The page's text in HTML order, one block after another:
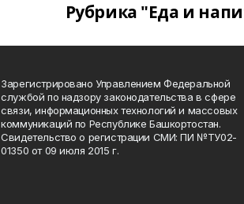
Рубрика "Еда и
Зарегистрировано Управлением Федеральной
службой по надзору законодательства в сфере
связи, информационных технологий и массовых
коммуникаций по Республике Башкортостан.
Свидетельство о регистрации СМИ: ПИ №ТУ02-
01350 от 09 июля 2015 г.